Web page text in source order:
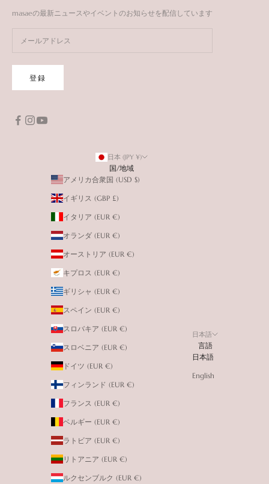
masaeの最新ニュースやイベントのお知らせを配信しています
登録
日本 (JPY ¥)
国/地域
アメリカ合衆国 (USD $)
イギリス (GBP £)
イタリア (EUR €)
オランダ (EUR €)
オーストリア (EUR €)
キプロス (EUR €)
ギリシャ (EUR €)
スペイン (EUR €)
スロバキア (EUR €)
スロベニア (EUR €)
ドイツ (EUR €)
フィンランド (EUR €)
フランス (EUR €)
ベルギー (EUR €)
ラトビア (EUR €)
リトアニア (EUR €)
ルクセンブルク (EUR €)
日本語
言語
日本語
English